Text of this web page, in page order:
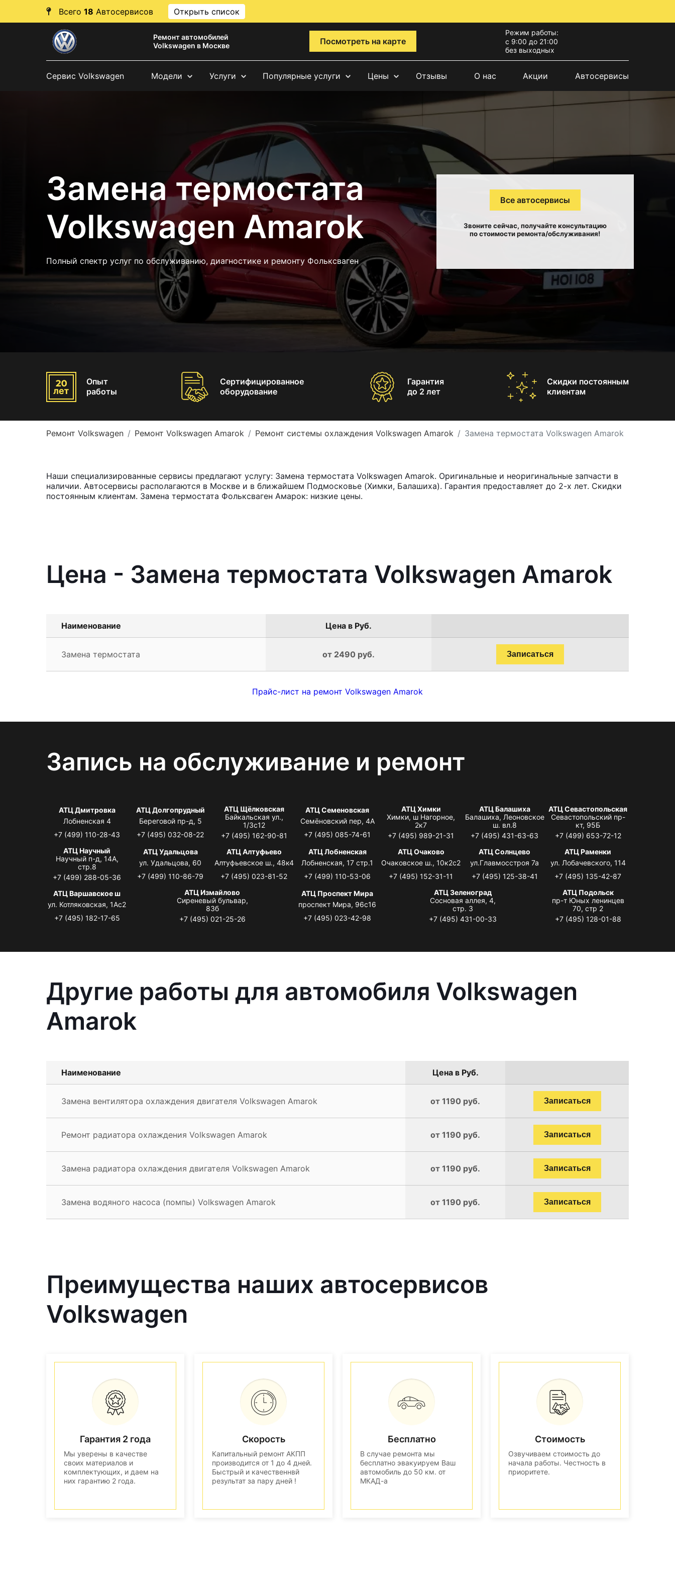
Всего 18 Автосервисов Открыть список
Ремонт автомобилей
Volkswagen в Москве
Посмотреть на карте
Режим работы:
с 9:00 до 21:00
без выходных
Сервис Volkswagen Модели Услуги Популярные услуги Цены Отзывы О нас Акции Автосервисы
Замена термостата
Volkswagen Amarok
Полный спектр услуг по обслуживанию, диагностике и ремонту Фольксваген
Все автосервисы
Звоните сейчас, получайте консультацию
по стоимости ремонта/обслуживания!
Опыт
работы
Сертифицированное
оборудование
Гарантия
до 2 лет
Скидки постоянным
клиентам
Ремонт Volkswagen Ремонт Volkswagen Amarok Ремонт системы охлаждения Volkswagen Amarok Замена термостата Volkswagen Amarok
Наши специализированные сервисы предлагают услугу: Замена термостата Volkswagen Amarok. Оригинальные и неоригинальные запчасти в
наличии. Автосервисы располагаются в Москве и в ближайшем Подмосковье (Химки, Балашиха). Гарантия предоставляет до 2-х лет. Скидки
постоянным клиентам. Замена термостата Фольксваген Амарок: низкие цены.
Цена - Замена термостата Volkswagen Amarok
Наименование Цена в Руб.
Замена термостата от 2490 руб. Записаться
Прайс-лист на ремонт Volkswagen Amarok
Запись на обслуживание и ремонт
АТЦ Дмитровка
Лобненская 4
+7 (499) 110-28-43
АТЦ Долгопрудный
Береговой пр-д, 5
+7 (495) 032-08-22
АТЦ Щёлковская
Байкальская ул.,
1/3с12
+7 (495) 162-90-81
АТЦ Семеновская
Семёновский пер, 4А
+7 (495) 085-74-61
АТЦ Химки
Химки, ш Нагорное,
2к7
+7 (495) 989-21-31
АТЦ Балашиха
Балашиха, Леоновское
ш. вл.8
+7 (495) 431-63-63
АТЦ Севастопольская
Севастопольский пр-
кт, 95Б
+7 (499) 653-72-12
АТЦ Научный
Научный п-д, 14А,
стр.8
+7 (499) 288-05-36
АТЦ Удальцова
ул. Удальцова, 60
+7 (499) 110-86-79
АТЦ Алтуфьево
Алтуфьевское ш., 48к4
+7 (495) 023-81-52
АТЦ Лобненская
Лобненская, 17 стр.1
+7 (499) 110-53-06
АТЦ Очаково
Очаковское ш., 10к2с2
+7 (495) 152-31-11
АТЦ Солнцево
ул.Главмосстроя 7а
+7 (495) 125-38-41
АТЦ Раменки
ул. Лобачевского, 114
+7 (495) 135-42-87
АТЦ Варшавское ш
ул. Котляковская, 1Ас2
+7 (495) 182-17-65
АТЦ Измайлово
Сиреневый бульвар,
83б
+7 (495) 021-25-26
АТЦ Проспект Мира
проспект Мира, 96с16
+7 (495) 023-42-98
АТЦ Зеленоград
Сосновая аллея, 4,
стр. 3
+7 (495) 431-00-33
АТЦ Подольск
пр-т Юных ленинцев
70, стр 2
+7 (495) 128-01-88
Другие работы для автомобиля Volkswagen
Amarok
Наименование Цена в Руб.
Замена вентилятора охлаждения двигателя Volkswagen Amarok от 1190 руб. Записаться
Ремонт радиатора охлаждения Volkswagen Amarok от 1190 руб. Записаться
Замена радиатора охлаждения двигателя Volkswagen Amarok от 1190 руб. Записаться
Замена водяного насоса (помпы) Volkswagen Amarok от 1190 руб. Записаться
Преимущества наших автосервисов
Volkswagen
Гарантия 2 года
Мы уверены в качестве
своих материалов и
комплектующих, и даем на
них гарантию 2 года.
Скорость
Капитальный ремонт АКПП
производится от 1 до 4 дней.
Быстрый и качественнвй
результат за пару дней !
Бесплатно
В случае ремонта мы
бесплатно эвакуируем Ваш
автомобиль до 50 км. от
МКАД-а
Стоимость
Озвучиваем стоимость до
начала работы. Честность в
приоритете.